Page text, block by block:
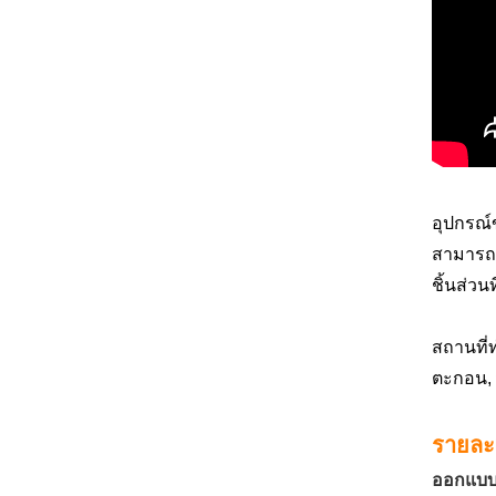
อุปกรณ์
สามาร
ชิ้นส่วน
สถานที่
ตะกอน,
รายล
ออกแบ